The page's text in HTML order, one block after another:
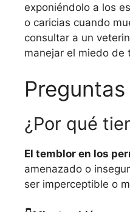
exponiéndolo a los
o caricias cuando
consultar a un
manejar el miedo de
¿Por qué
El temblor en los
amenazado o
ser imperceptible o